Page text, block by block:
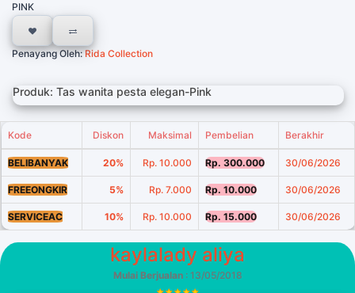
PINK
Penayang Oleh:Rida Collection
Produk: Tas wanita pesta elegan-Pink
Kode Diskon Maksimal Pembelian Berakhir
BELIBANYAK 20% Rp. 10.000 Rp. 300.000 30/06/2026
FREEONGKIR 5% Rp. 7.000 Rp. 10.000 30/06/2026
SERVICEAC 10% Rp. 10.000 Rp. 15.000 30/06/2026
kaylalady aliya
Mulai Berjualan: 13/05/2018